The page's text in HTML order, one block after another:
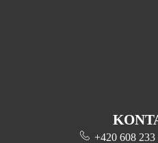
+420 608